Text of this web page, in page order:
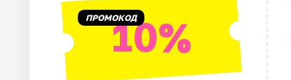
ПРОМОКОД10%